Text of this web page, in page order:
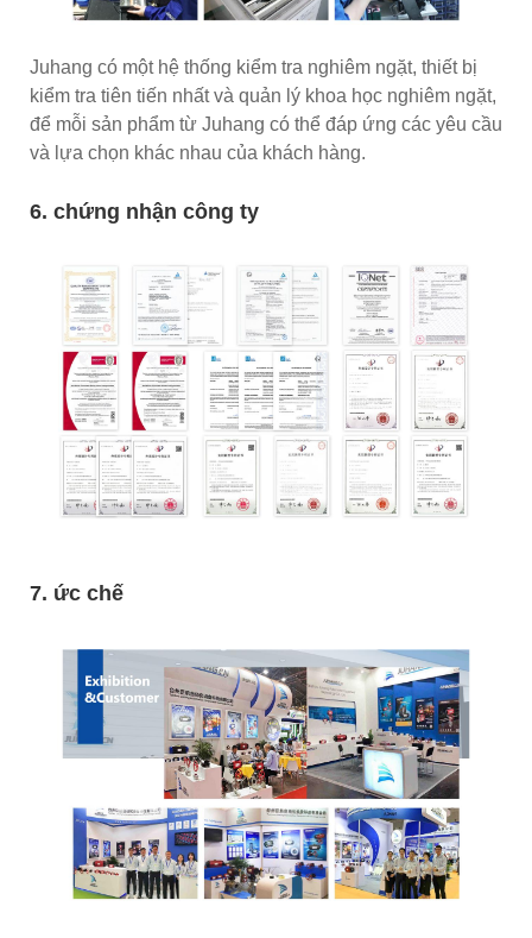
Juhang có một hệ thống kiểm tra nghiêm ngặt, thiết bị
kiểm tra tiên tiến nhất và quản lý khoa học nghiêm ngặt,
để mỗi sản phẩm từ Juhang có thể đáp ứng các yêu cầu
và lựa chọn khác nhau của khách hàng.
6. chứng nhận công ty
7. ức chế